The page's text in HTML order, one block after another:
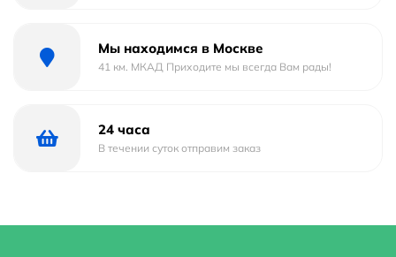
Мы находимся в Москве
41 км. МКАД Приходите мы всегда Вам рады!
24 часа
В течении суток отправим заказ